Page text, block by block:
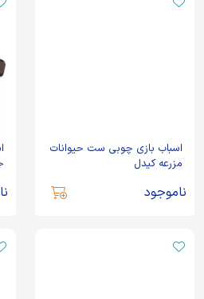
اسباب بازی چوبی ست حیوانات
مزرعه کیدل
ناموجود